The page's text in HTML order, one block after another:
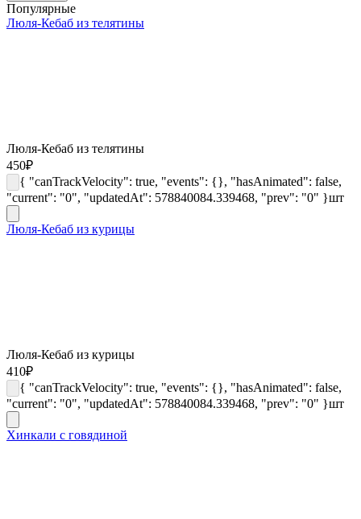
Популярные
Люля-Кебаб из телятины
Люля-Кебаб из телятины
450₽
{ "canTrackVelocity": true, "events": {}, "hasAnimated": false,
"current": "0", "updatedAt": 578840084.339468, "prev": "0" }шт
Люля-Кебаб из курицы
Люля-Кебаб из курицы
410₽
{ "canTrackVelocity": true, "events": {}, "hasAnimated": false,
"current": "0", "updatedAt": 578840084.339468, "prev": "0" }шт
Хинкали с говядиной